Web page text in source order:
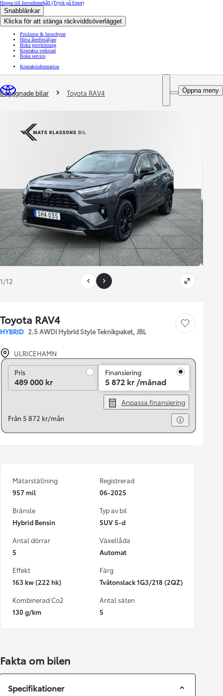
Hoppa till huvudinnehåll (Tryck på Enter)
Snabblänkar
Klicka för att stänga räckviddsöverlägget
Prislistor & broschyrer
Hitta återförsäljare
Boka provkörning
Kontakta verkstad
Boka service
Kontaktinformation
Öppna meny
You are here
Begagnade bilar Toyota RAV4
1/12
Toyota RAV4
HYBRID 2.5 AWDi Hybrid Style Teknikpaket, JBL
Save car
ULRICEHAMN
PrisPris
489 000 kr
Finansiering
5 872 kr /månad
Anpassa finansiering
Från 5 872 kr/mån
Mätarställning
957 mil
Registrerad
06-2025
Bränsle
Hybrid Bensin
Typ av bil
SUV 5-d
Antal dörrar
5
Växellåda
Automat
Effekt
163 kw (222 hk)
Färg
Tvåtonslack 1G3/218 (2QZ)
Kombinerad Co2
130 g/km
Antal säten
5
Fakta om bilen
Specifikationer